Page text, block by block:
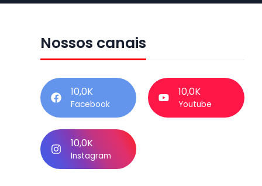
Nossos canais
10,0K
Facebook
10,0K
Youtube
10,0K
Instagram